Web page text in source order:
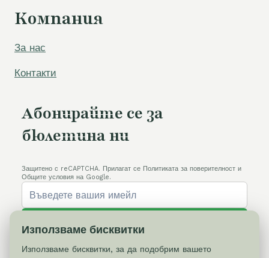
Компания
За нас
Контакти
Абонирайте се за
бюлетина ни
Защитено с reCAPTCHA. Прилагат се Политиката за поверителност и
Общите условия на Google.
Използваме бисквитки
Използваме бисквитки, за да подобрим вашето